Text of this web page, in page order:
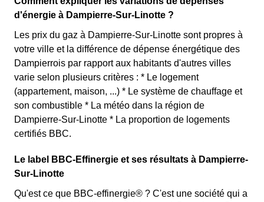
d'énergie à Dampierre-Sur-Linotte ?
Les prix du gaz à Dampierre-Sur-Linotte sont propres à
votre ville et la différence de dépense énergétique des
Dampierrois par rapport aux habitants d'autres villes
varie selon plusieurs critères : * Le logement
(appartement, maison, ...) * Le système de chauffage et
son combustible * La météo dans la région de
Dampierre-Sur-Linotte * La proportion de logements
certifiés BBC.
Le label BBC-Effinergie et ses résultats à Dampierre-
Sur-Linotte
Qu'est ce que BBC-effinergie® ? C'est une société qui a